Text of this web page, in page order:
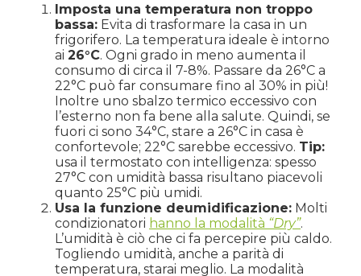
Imposta una temperatura non troppo
bassa: Evita di trasformare la casa in un
frigorifero. La temperatura ideale è intorno
ai 26°C. Ogni grado in meno aumenta il
consumo di circa il 7-8%. Passare da 26°C a
22°C può far consumare fino al 30% in più!
Inoltre uno sbalzo termico eccessivo con
l’esterno non fa bene alla salute. Quindi, se
fuori ci sono 34°C, stare a 26°C in casa è
confortevole; 22°C sarebbe eccessivo. Tip:
usa il termostato con intelligenza: spesso
27°C con umidità bassa risultano piacevoli
quanto 25°C più umidi.
Usa la funzione deumidificazione: Molti
condizionatori hanno la modalità “Dry”.
L’umidità è ciò che ci fa percepire più caldo.
Togliendo umidità, anche a parità di
temperatura, starai meglio. La modalità